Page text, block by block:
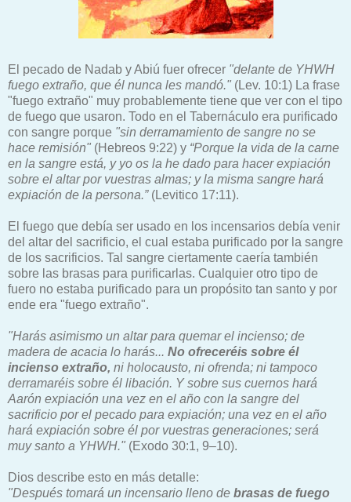
El pecado de Nadab y Abiú fuer ofrecer "delante de YHWH
fuego extraño, que él nunca les mandó." (Lev. 10:1) La frase
"fuego extraño" muy probablemente tiene que ver con el tipo
de fuego que usaron. Todo en el Tabernáculo era purificado
con sangre porque "sin derramamiento de sangre no se
hace remisión" (Hebreos 9:22) y “Porque la vida de la carne
en la sangre está, y yo os la he dado para hacer expiación
sobre el altar por vuestras almas; y la misma sangre hará
expiación de la persona.”(Levitico 17:11).
El fuego que debía ser usado en los incensarios debía venir
del altar del sacrificio, el cual estaba purificado por la sangre
de los sacrificios. Tal sangre ciertamente caería también
sobre las brasas para purificarlas. Cualquier otro tipo de
fuero no estaba purificado para un propósito tan santo y por
ende era "fuego extraño".
"Harás asimismo un altar para quemar el incienso; de
madera de acacia lo harás... No ofreceréis sobre él
incienso extraño, ni holocausto, ni ofrenda; ni tampoco
derramaréis sobre él libación. Y sobre sus cuernos hará
Aarón expiación una vez en el año con la sangre del
sacrificio por el pecado para expiación; una vez en el año
hará expiación sobre él por vuestras generaciones; será
muy santo a YHWH." (Exodo 30:1, 9–10).
Dios describe esto en más detalle:
"Después tomará un incensario lleno de brasas de fuego